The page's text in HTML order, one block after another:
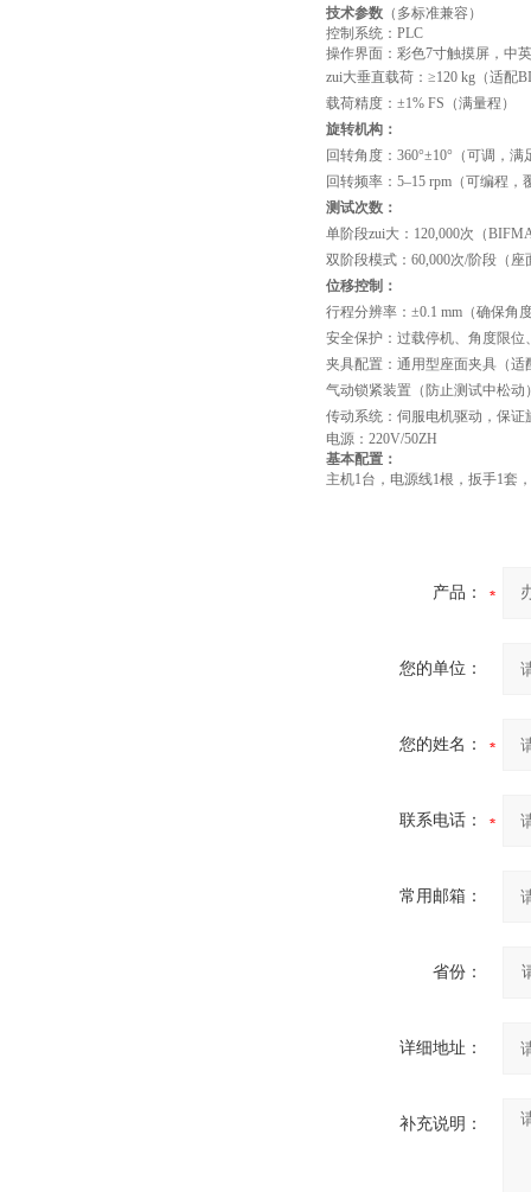
技术参数 （多标准兼容）
控制系统：PLC
操作界面：彩色7寸触摸屏，中
zui大垂直载荷：≥120 kg（适配
载荷精度：±1% FS（满量程）
‌旋转机构‌：
回转角度：360°±10°（可调，
回转频率：5–15 rpm（可编程
测试次数：
单阶段zui大：120,000次（
双阶段模式：60,000次/阶段（
‌位移控制‌：
行程分辨率：±0.1 mm（确保角
安全保护‌：过载停机、角度限
夹具配置‌：通用型座面夹具（适
气动锁紧装置（防止测试中松动
传动系统‌：伺服电机驱动，保
电源：220V/50ZH
基本配置：
主机1台，电源线1根，扳手1套
产品：
您的单位：
您的姓名：
联系电话：
常用邮箱：
省份：
详细地址：
补充说明：